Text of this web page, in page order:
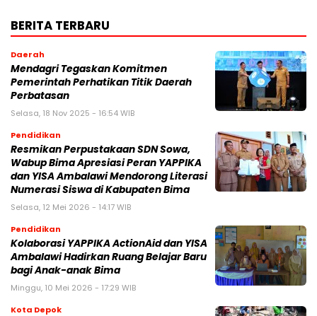
BERITA TERBARU
Daerah
Mendagri Tegaskan Komitmen
Pemerintah Perhatikan Titik Daerah
Perbatasan
Selasa, 18 Nov 2025 - 16:54 WIB
Pendidikan
Resmikan Perpustakaan SDN Sowa,
Wabup Bima Apresiasi Peran YAPPIKA
dan YISA Ambalawi Mendorong Literasi
Numerasi Siswa di Kabupaten Bima
Selasa, 12 Mei 2026 - 14:17 WIB
Pendidikan
Kolaborasi YAPPIKA ActionAid dan YISA
Ambalawi Hadirkan Ruang Belajar Baru
bagi Anak-anak Bima
Minggu, 10 Mei 2026 - 17:29 WIB
Kota Depok